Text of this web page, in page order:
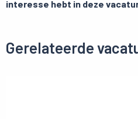
interesse hebt in deze
Gerelateerde